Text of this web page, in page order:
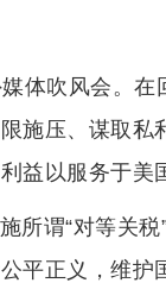
体吹风会。
施压、谋取
益以服务于美
所谓“对等关
平正义，维